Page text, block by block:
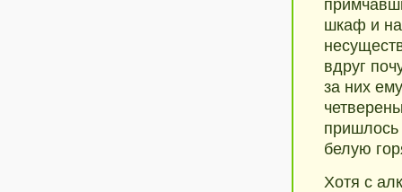
шкаф и на
вдруг
за них
пришлось
белую
Хотя с